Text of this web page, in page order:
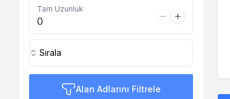
Tam Uzunluk
Sırala
Alan Adlarını Filtrele